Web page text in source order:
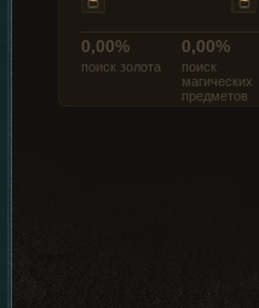
0,00%
поиск золота
0,00%
поиск
магических
предметов